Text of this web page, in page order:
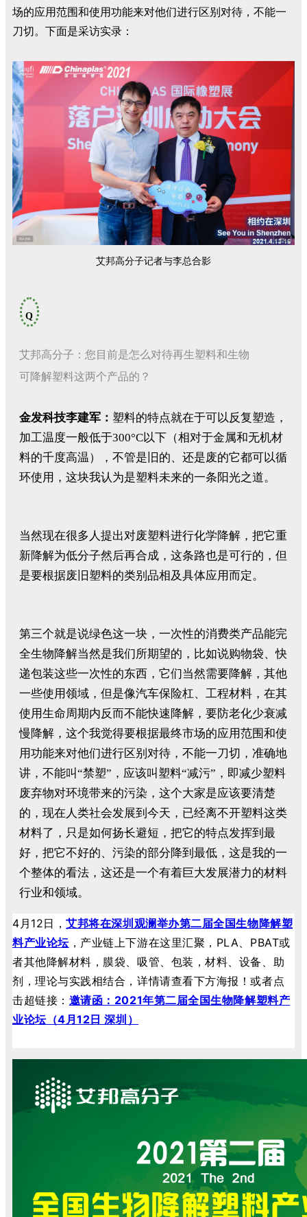
场的应用范围和使用功能来对他们进行区别对待，不能一
刀切。下面是采访实录：
艾邦高分子记者与李总合影
Q
艾邦高分子：您目前是怎么对待再生塑料和生物
可降解塑料这两个产品的？
金发科技李建军 ： 塑料的特点就在于可以反复塑造，
加工温度一般低于300°C以下（相对于金属和无机材
料的千度高温），不管是旧的、还是废的它都可以循
环使用，这块我认为是塑料未来的一条阳光之道。
当然现在很多人提出对废塑料进行化学降解，把它重
新降解为低分子然后再合成，这条路也是可行的，但
是要根据废旧塑料的类别品相及具体应用而定。
第三个就是说绿色这一块，一次性的消费类产品能完
全生物降解当然是我们所期望的，比如说购物袋、快
递包装这些一次性的东西，它们当然需要降解，其他
一些使用领域，但是像汽车保险杠、工程材料，在其
使用生命周期内反而不能快速降解，要防老化少衰减
慢降解，这个我觉得要根据最终市场的应用范围和使
用功能来对他们进行区别对待，不能一刀切，准确地
讲，不能叫“禁塑”，应该叫塑料“减污”，即减少塑料
废弃物对环境带来的污染，这个大家是应该要清楚
的，现在人类社会发展到今天，已经离不开塑料这类
材料了，只是如何扬长避短，把它的特点发挥到最
好，把它不好的、污染的部分降到最低，这是我的一
个整体的看法，这还是一个有着巨大发展潜力的材料
行业和领域。
4月12日，艾邦将在深圳观澜举办第二届全国生物降解塑
料产业论坛，产业链上下游在这里汇聚，PLA、PBAT或
者其他降解材料，膜袋、吸管、包装，材料、设备、助
剂，理论与实践相结合，详情请查看下方海报！或者点
击超链接： 邀请函：2021年第二届全国生物降解塑料产
业论坛（4月12日 深圳）